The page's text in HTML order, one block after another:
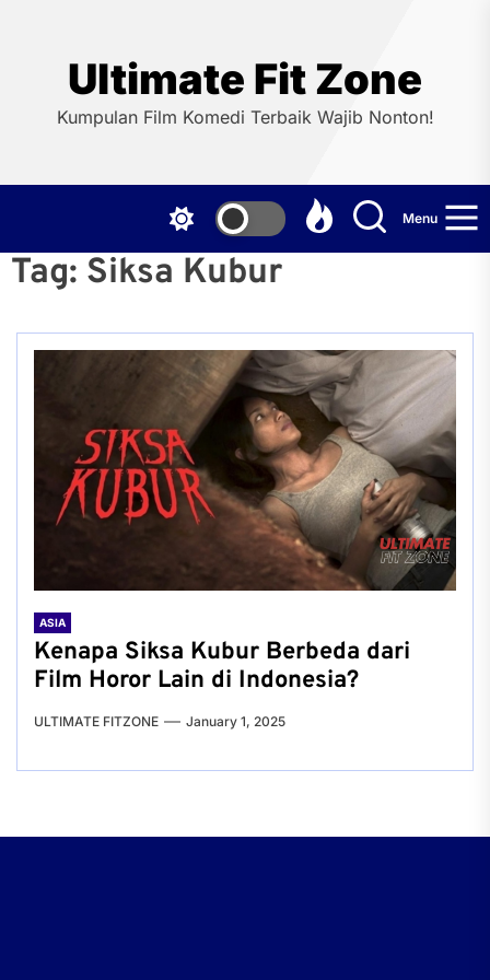
Ultimate Fit Zone
Kumpulan Film Komedi Terbaik Wajib Nonton!
Menu
Tag: Siksa Kubur
ASIA
Kenapa Siksa Kubur Berbeda dari
Film Horor Lain di Indonesia?
ULTIMATE FITZONE January 1, 2025